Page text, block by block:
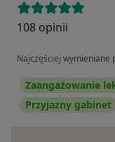
108 opinii
Najczęściej wymieniane
Zaangażowanie
Przyjazny gabinet